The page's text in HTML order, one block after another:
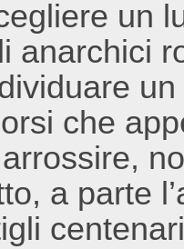
un
anarchici
che
a parte